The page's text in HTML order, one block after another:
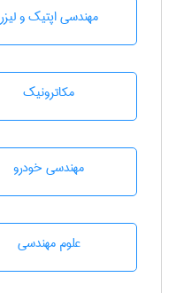
مهندسی اپتیک و لیزر
مکاترونیک
مهندسی خودرو
علوم مهندسی